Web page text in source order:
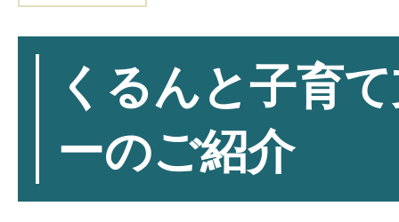
くるんと子育
ーのご紹介